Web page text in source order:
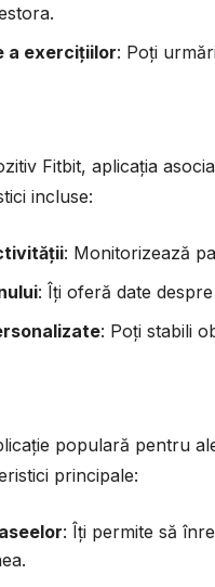
a exercițiilor: Poți
Fitbit, aplicația
incluse:
: Monitorizează
: Îți oferă date
: Poți stabili
populară pentru
principale:
: Îți permite să